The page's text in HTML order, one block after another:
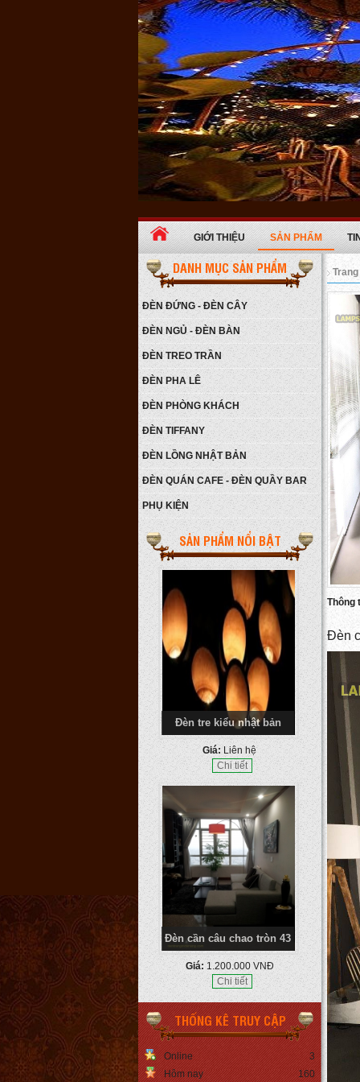
GIỚI THIỆU SẢN PHẨM
DANH MỤC SẢN PHẨM
ĐÈN ĐỨNG - ĐÈN CÂY
ĐÈN NGỦ - ĐÈN BÀN
ĐÈN TREO TRẦN
ĐÈN PHA LÊ
ĐÈN PHÒNG KHÁCH
ĐÈN TIFFANY
ĐÈN LỒNG NHẬT BẢN
ĐÈN QUÁN CAFE - ĐÈN QUẦY BAR
PHỤ KIỆN
SẢN PHẨM NỔI BẬT
Đèn ngủ ba chân gỗ
Giá:650.000 VNĐ
Chi tiết
Đèn ngủ N42-24GN10-450
LEN
Giá:450.000 VNĐ
Chi tiết
Đèn tre kiểu nhật bản
Giá:Liên hệ
Chi tiết
Đèn cần câu chao tròn 43
Giá:1.200.000 VNĐ
Chi tiết
THỐNG KÊ TRUY CẬP
Online
3
Hôm nay
160
Thông
Đèn